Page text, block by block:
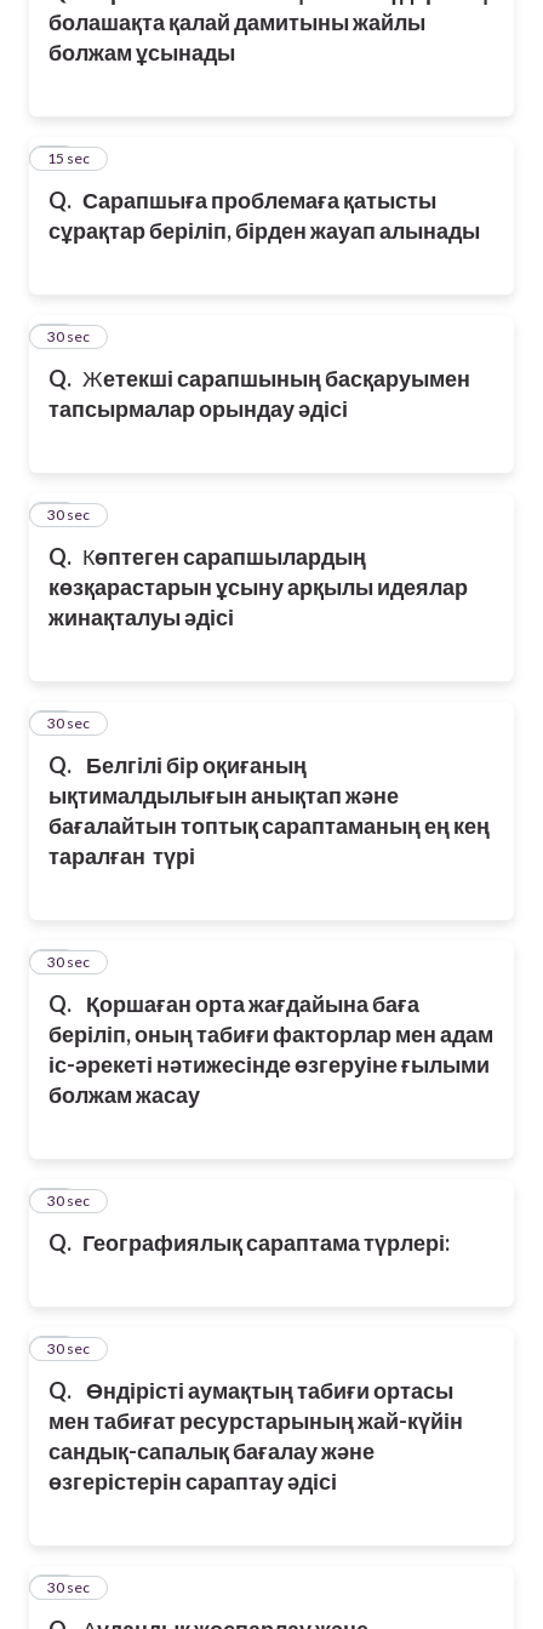
болашақта қалай дамитыны жайлы
болжам ұсынады
Q. Сарапшыға проблемаға қатысты
сұрақтар беріліп, бірден жауап алынады
22
15 sec
Q. Жетекші сарапшының басқаруымен
тапсырмалар орындау әдісі
23
30 sec
Q. Көптеген сарапшылардың
көзқарастарын ұсыну арқылы идеялар
жинақталуы әдісі
24
30 sec
Q. Белгілі бір оқиғаның
ықтималдылығын анықтап және
бағалайтын топтық сараптаманың ең кең
таралған түрі
25
30 sec
Q. Қоршаған орта жағдайына баға
беріліп, оның табиғи факторлар мен адам
іс-әрекеті нәтижесінде өзгеруіне ғылыми
болжам жасау
26
30 sec
Q. Географиялық сараптама түрлері:
27
30 sec
Q. Өндірісті аумақтың табиғи ортасы
мен табиғат ресурстарының жай-күйін
сандық-сапалық бағалау және
өзгерістерін сараптау әдісі
28
30 sec
29
30 sec